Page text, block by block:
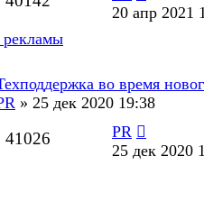
20 апр 2021
во время
» 25 дек 2020 19:38
41026
PR
25 дек 2020